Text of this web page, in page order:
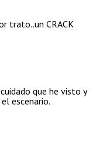
trato..un CRACK
que he visto y
escenario.